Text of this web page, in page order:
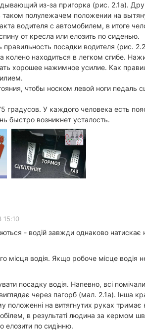
из-за пригорка (рис. 2.1а).
таком полулежачем положении на
водителя с автомобилем, в итоге
от кресла или елозить по сиденью.
посадки водителя (рис.
колено находиться в легком сгибе.
хорошее нажимное усилие. Как
чтобы носком левой ноги педаль
градусов. У каждого человека есть
быстро возникнет усталость.
15:10
- водій завжди однаково натискає
місця водія. Якщо робоче місце
посадку водія. Напевно, всі
через пагорб (мал. 2.1а). Інша
положенні на витягнутих руках
в результаті людина за кермом
елозити по сидінню.